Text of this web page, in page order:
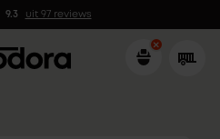
9.3 uit 97 reviews